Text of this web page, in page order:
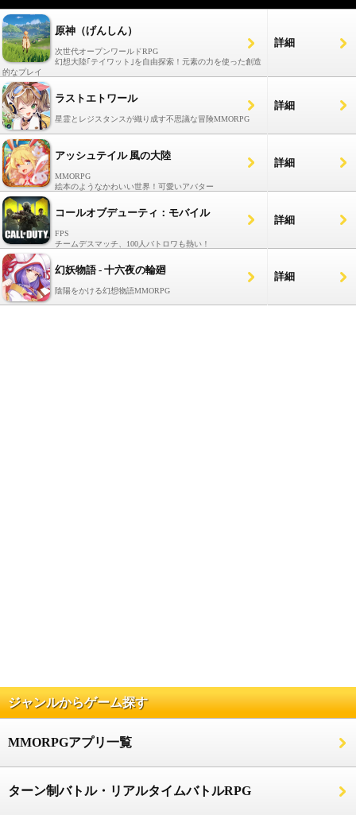
原神（げんしん）
次世代オープンワールドRPG
幻想大陸｢テイワット｣を自由探索！元素の力を使った創造
的なプレイ
詳細
ラストエトワール
星霊とレジスタンスが織り成す不思議な冒険MMORPG
詳細
アッシュテイル 風の大陸
MMORPG
絵本のようなかわいい世界！可愛いアバター
詳細
コールオブデューティ：モバイル
FPS
チームデスマッチ、100人バトロワも熱い！
詳細
幻妖物語 - 十六夜の輪廻
陰陽をかける幻想物語MMORPG
詳細
ジャンルからゲーム探す
MMORPGアプリ一覧
ターン制バトル・リアルタイムバトルRPG